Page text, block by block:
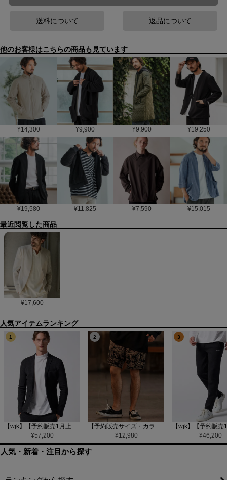
送料について 返品について
他のお客様はこちらの商品も見ています
¥14,300 ¥9,900 ¥9,900 ¥19,250
¥19,580 ¥11,825 ¥7,590 ¥15,015
最近閲覧した商品
¥17,600
1
【wjk】【予約販売1月上旬～中旬入荷】function knit jacket(jacquard check) ニットジャケット(207 mw08j)
¥57,200
2
【予約販売サイズ・カラーにより納期異なる】【CAMBIO(カンビオ)】Gobelin Short Pants ショートパンツ(CAM25SS-002)
¥12,980
3
¥46,200
人気・新着・注目から探す